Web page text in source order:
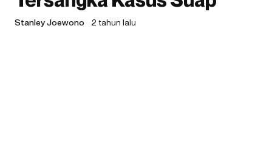
Stanley Joewono 2 tahun lalu